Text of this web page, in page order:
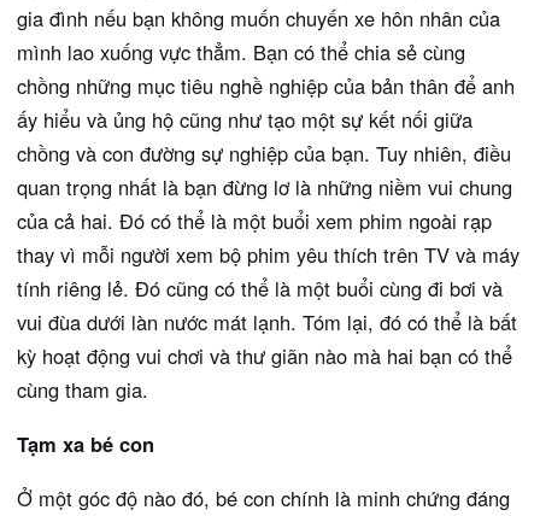
gia đình nếu bạn không muốn chuyến xe hôn nhân của
mình lao xuống vực thẳm. Bạn có thể chia sẻ cùng
chồng những mục tiêu nghề nghiệp của bản thân để anh
ấy hiểu và ủng hộ cũng như tạo một sự kết nối giữa
chồng và con đường sự nghiệp của bạn. Tuy nhiên, điều
quan trọng nhất là bạn đừng lơ là những niềm vui chung
của cả hai. Đó có thể là một buổi xem phim ngoài rạp
thay vì mỗi người xem bộ phim yêu thích trên TV và máy
tính riêng lẻ. Đó cũng có thể là một buổi cùng đi bơi và
vui đùa dưới làn nước mát lạnh. Tóm lại, đó có thể là bất
kỳ hoạt động vui chơi và thư giãn nào mà hai bạn có thể
cùng tham gia.
Tạm xa bé con
Ở một góc độ nào đó, bé con chính là minh chứng đáng